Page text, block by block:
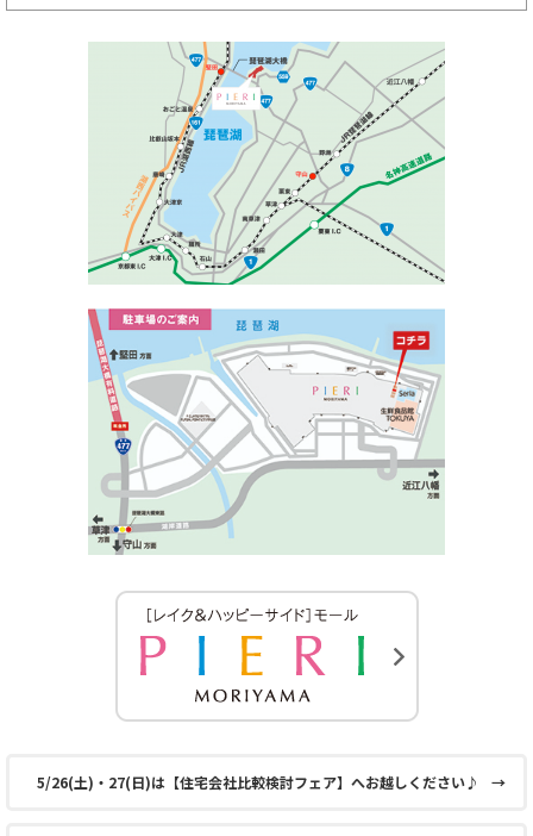
5/26(土)・27(日)は【住宅会社比較検討フェア】へお越しください♪ →